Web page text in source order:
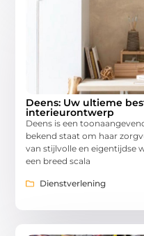
Deens: Uw ultieme
interieurontwerp
Deens is een
bekend staat om haar
van stijlvolle en eigentijdse
een breed scala
Dienstverlening